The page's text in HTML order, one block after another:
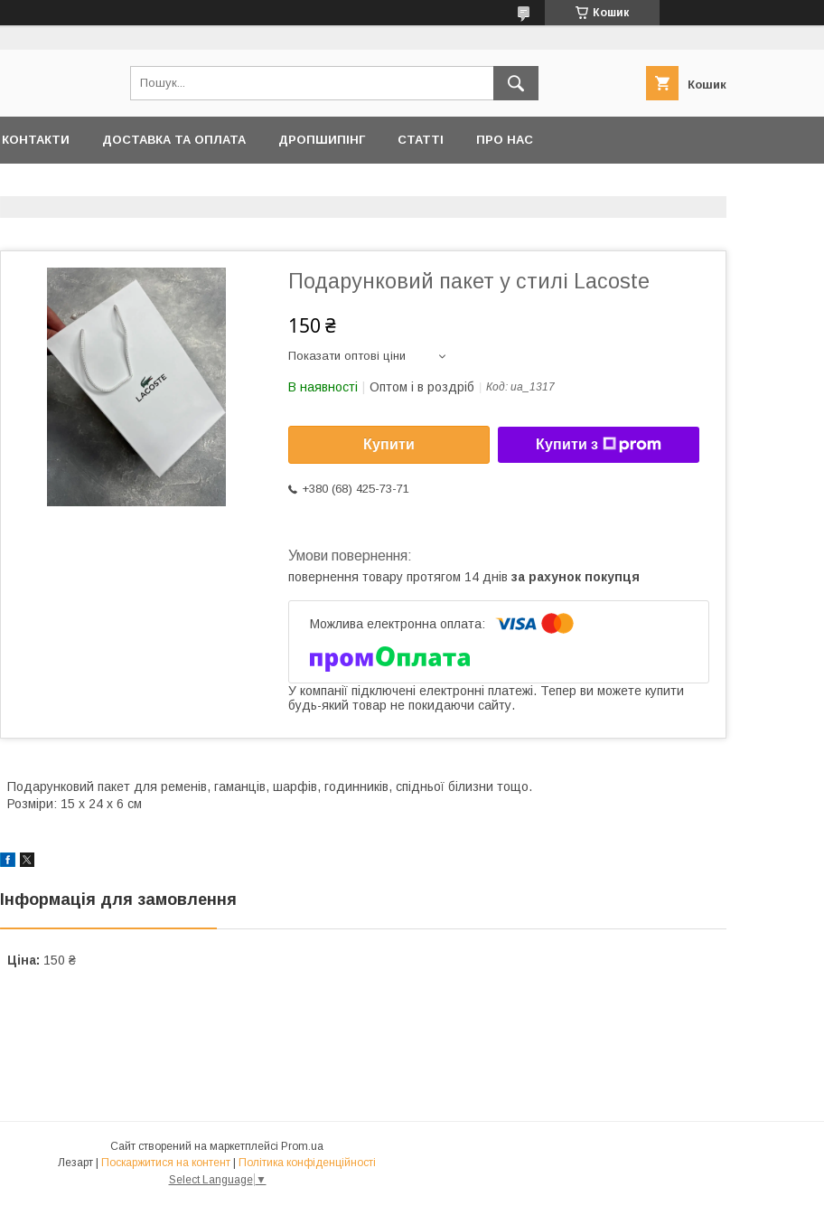
Кошик
Кошик
КОНТАКТИ ДОСТАВКА ТА ОПЛАТА ДРОПШИПІНГ СТАТТІ ПРО НАС
Подарунковий пакет у стилі Lacoste
150 ₴
Показати оптові ціни
В наявності Оптом і в роздріб Код: ua_1317
Купити Купити з
+380 (68) 425-73-71
повернення товару протягом 14 днів за рахунок покупця
У компанії підключені електронні платежі. Тепер ви можете купити
будь-який товар не покидаючи сайту.
Подарунковий пакет для ременів, гаманців, шарфів, годинників, спідньої білизни тощо.
Розміри: 15 х 24 х 6 см
Інформація для замовлення
Ціна: 150 ₴
Сайт створений на маркетплейсі Prom.ua
Поскаржитися на контент
Політика конфіденційності
Select Language ▼